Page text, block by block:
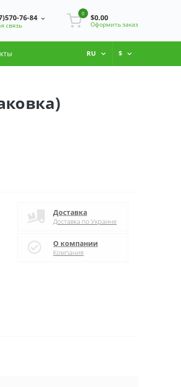
76-84
связь
0 $0.00
Оформить заказ
RU $
Доставка
Доставка по Украине
О компании
Компания